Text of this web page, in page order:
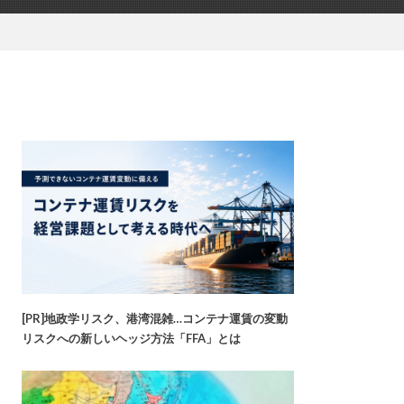
[PR]地政学リスク、港湾混雑…コンテナ運賃の変動
リスクへの新しいヘッジ方法「FFA」とは